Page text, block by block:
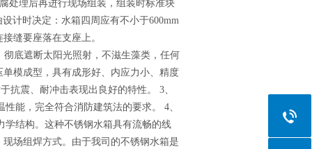
处理后再进行现场组装，组装时标准块
计时决定：水箱四周应有不小于600mm
缝要座落在支座上。
底遮断太阳光照射，不滋生藻类，任何
模成型，具有成形好、内应力小、精度
抗震、耐冲击表现出良好的特性。 3、
能，完全符合消防建筑法的要求。 4、
学结构。这种不锈钢水箱具有流畅的线
场组焊方式。由于我司的不锈钢水箱是